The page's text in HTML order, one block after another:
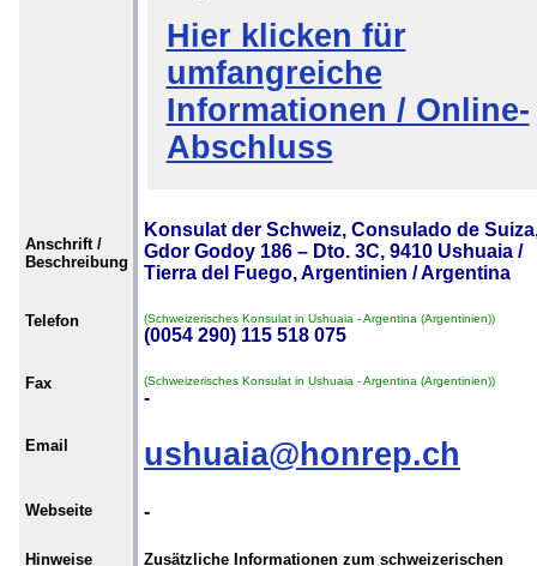
Hier klicken für
umfangreiche
Informationen / Online-
Abschluss
Anschrift /
Beschreibung
Konsulat der Schweiz, Consulado de
Gdor Godoy 186 – Dto. 3C, 9410 Ushuaia /
Tierra del Fuego, Argentinien / Argentina
Telefon (Schweizerisches Konsulat in Ushuaia - Argentina (Argentinien))
(0054 290) 115 518 075
Fax (Schweizerisches Konsulat in Ushuaia - Argentina (Argentinien))
-
Email ushuaia@honrep.ch
Webseite -
Hinweise
Zusätzliche Informationen zum schweizerischen